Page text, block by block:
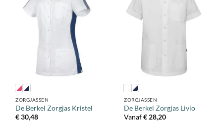
ZORGJASSEN
De Berkel Zorgjas Kristel
€30,48
ZORGJASSEN
De Berkel Zorgjas Livio
Vanaf€28,20